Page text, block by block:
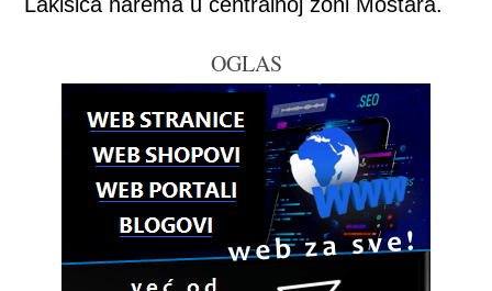
OGLAS